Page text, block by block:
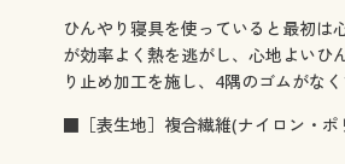
ひんやり寝具を使っていると最初
が効率よく熱を逃がし、心地よいひ
り止め加工を施し、4隅のゴムがな
■［表生地］複合繊維(ナイロン・ポ